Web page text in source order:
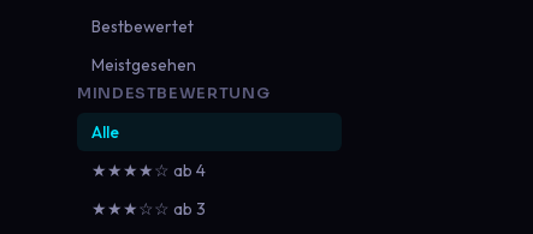
Bestbewertet
Meistgesehen
MINDESTBEWERTUNG
Alle
★★★★☆ ab 4
★★★☆☆ ab 3